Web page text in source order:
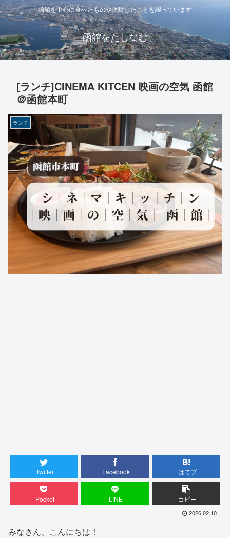
函館を中心に食べたものや体験したことを綴っています
函館をたしなむ
[ランチ]CINEMA KITCEN 映画の空気 函館
＠函館本町
ランチ
Twitter Facebook はてブ
Pocket LINE コピー
2026.02.10
みなさん、こんにちは！